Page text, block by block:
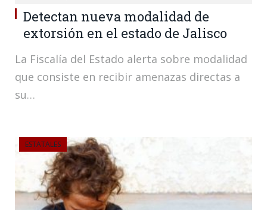
Detectan nueva modalidad de
extorsión en el estado de Jalisco
La Fiscalía del Estado alerta sobre modalidad
que consiste en recibir amenazas directas a
su…
ESTATALES